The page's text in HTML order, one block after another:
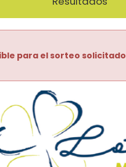
para el sorteo solicitado